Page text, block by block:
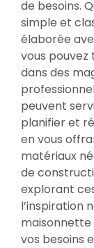
de besoins.
simple et
élaborée
vous pouvez
dans des
peuvent
planifier et
en vous
matériaux
de
explorant
l’inspiration
vos besoins